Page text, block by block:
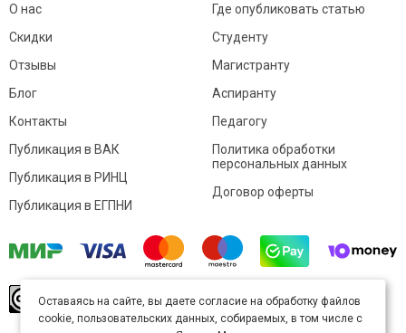
О нас
Скидки
Отзывы
Блог
Контакты
Где опубликовать статью
Студенту
Магистранту
Аспиранту
Педагогу
Публикация в ВАК
Публикация в РИНЦ
Публикация в ЕГПНИ
Политика обработки
персональных данных
Договор оферты
произведение доступно полицензии Creative
Commons «Attribution» («Атрибуция») 4.0
Оставаясь на сайте, вы даете согласие на обработку файлов
cookie, пользовательских данных, собираемых, в том числе с